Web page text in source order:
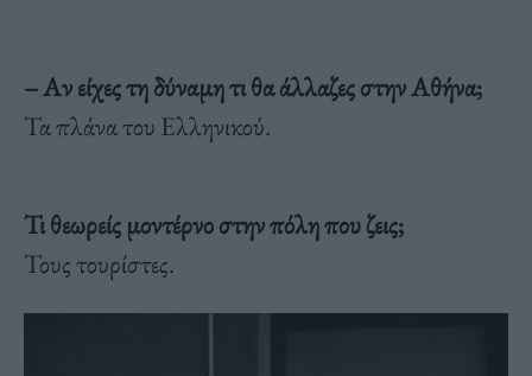
– Αν είχες τη δύναμη τι θα άλλαζες στην Αθήνα;
Τα πλάνα του Ελληνικού.
Τι θεωρείς μοντέρνο στην πόλη που ζεις;
Τους τουρίστες.